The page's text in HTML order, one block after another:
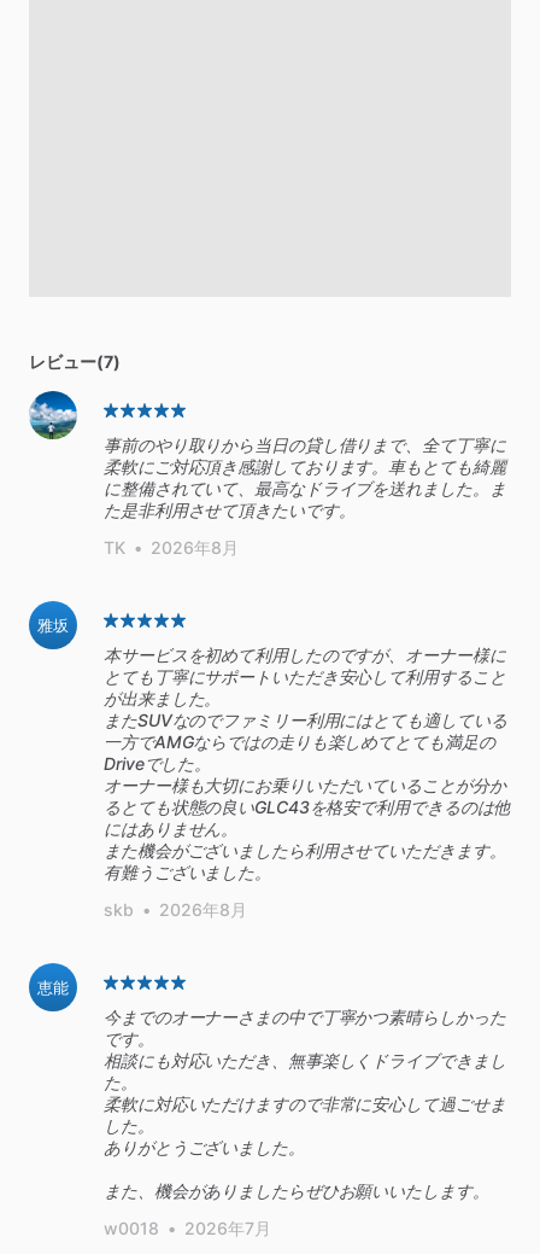
レビュー(7)
事前のやり取りから当日の貸し借りまで、全て丁寧に
柔軟にご対応頂き感謝しております。車もとても綺麗
に整備されていて、最高なドライブを送れました。ま
た是非利用させて頂きたいです。
TK • 2026年8月
雅坂
本サービスを初めて利用したのですが、オーナー様に
とても丁寧にサポートいただき安心して利用すること
が出来ました。
またSUVなのでファミリー利用にはとても適している
一方でAMGならではの走りも楽しめてとても満足の
Driveでした。
オーナー様も大切にお乗りいただいていることが分か
るとても状態の良いGLC43を格安で利用できるのは他
にはありません。
また機会がございましたら利用させていただきます。
有難うございました。
skb • 2026年8月
恵能
今までのオーナーさまの中で丁寧かつ素晴らしかった
です。
相談にも対応いただき、無事楽しくドライブできまし
た。
柔軟に対応いただけますので非常に安心して過ごせま
した。
ありがとうございました。
w0018 • 2026年7月